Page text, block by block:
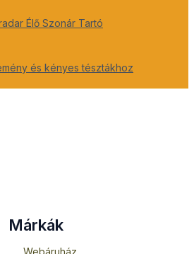
Élő Szonár Tartó
és kényes tésztákhoz
Márkák
Webáruház